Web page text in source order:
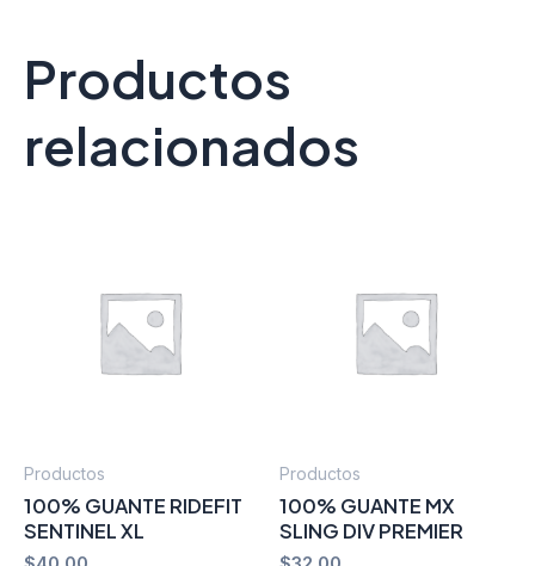
Productos
relacionados
Productos
100% GUANTE RIDEFIT
SENTINEL XL
Productos
100% GUANTE MX
SLING DIV PREMIER